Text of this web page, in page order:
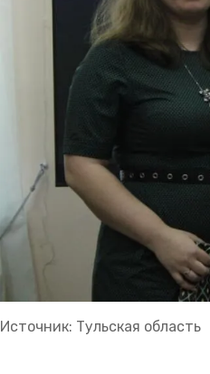
Источник: Тульская область